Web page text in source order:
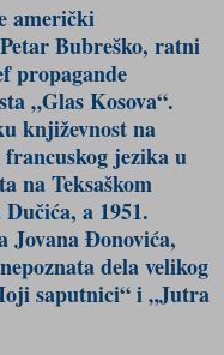
američki
Bubreško, ratni
propagande
„Glas Kosova“.
književnost na
jezika u
na Teksaškom
a 1951.
Jovana Đonovića,
dela velikog
saputnici“ i „Jutra